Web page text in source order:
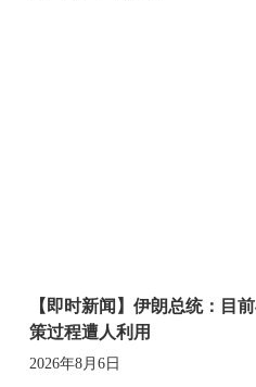
【即时新闻】伊朗总统：目
策过程遭人利用
2026年8月6日